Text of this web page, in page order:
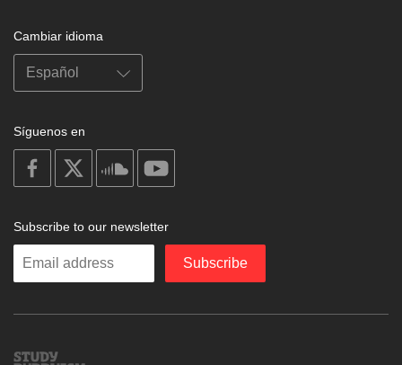
Cambiar idioma
Síguenos en
on
facebook
soundcloud
Subscribe to our newsletter
Enter
Subscribe
Study